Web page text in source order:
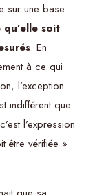
sur une base
soit
. En
à ce qui
l’exception
indifférent que
l’expression
être vérifiée »